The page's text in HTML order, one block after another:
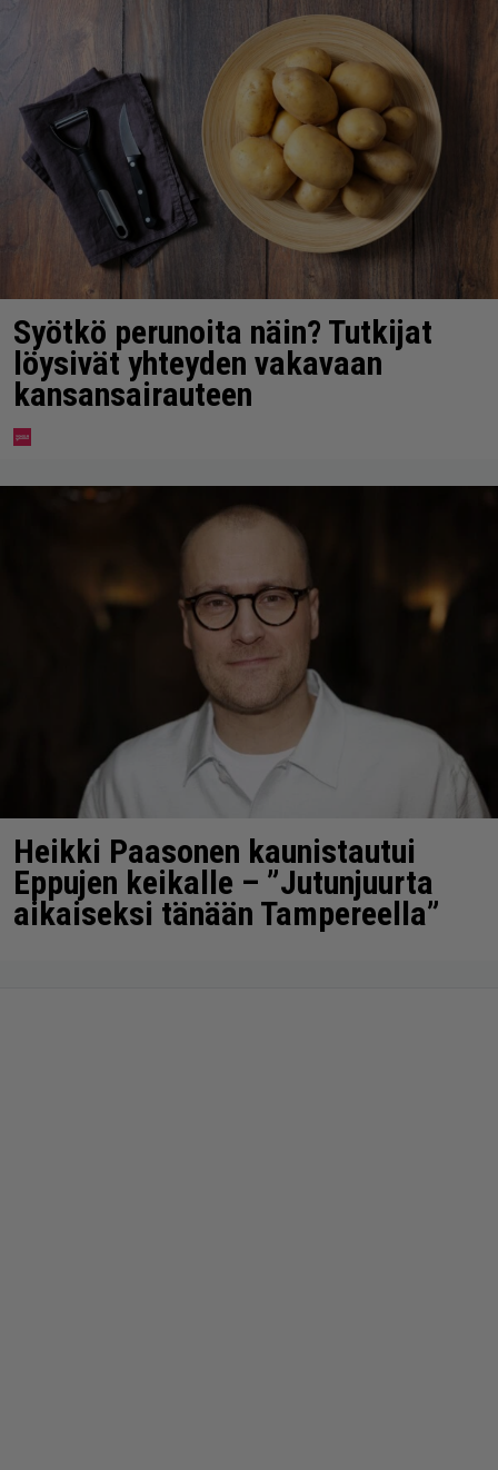
Syötkö perunoita näin? Tutkijat
löysivät yhteyden vakavaan
kansansairauteen
Heikki Paasonen kaunistautui
Eppujen keikalle – ”Jutunjuurta
aikaiseksi tänään Tampereella”